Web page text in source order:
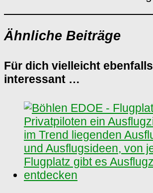
Ähnliche Beiträge
Für dich vielleicht ebenfalls
interessant …